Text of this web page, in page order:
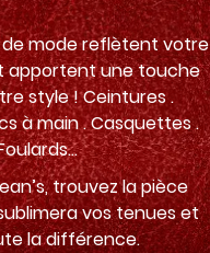
de mode reflètent votre
apportent une touche
style ! Ceintures .
à main . Casquettes .
trouvez la pièce
vos tenues et
la différence.